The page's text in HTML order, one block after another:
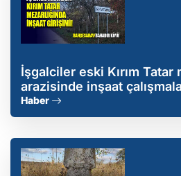
İşgalciler eski Kırım Tatar
arazisinde inşaat
Haber